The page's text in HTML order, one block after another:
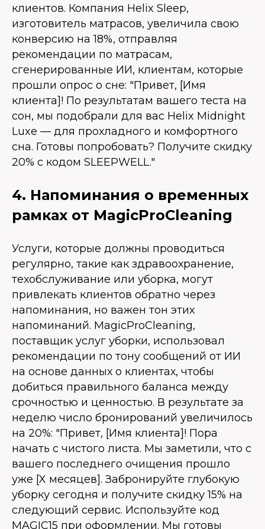
клиентов. Компания Helix Sleep,
изготовитель матрасов, увеличила свою
конверсию на 18%, отправляя
рекомендации по матрасам,
сгенерированные ИИ, клиентам, которые
прошли опрос о сне: "Привет, [Имя
клиента]! По результатам вашего теста на
сон, мы подобрали для вас Helix Midnight
Luxe — для прохладного и комфортного
сна. Готовы попробовать? Получите скидку
20% с кодом SLEEPWELL."
4. Напоминания о временных
рамках от MagicProCleaning
Услуги, которые должны проводиться
регулярно, такие как здравоохранение,
техобслуживание или уборка, могут
привлекать клиентов обратно через
напоминания, но важен тон этих
напоминаний. MagicProCleaning,
поставщик услуг уборки, использовал
рекомендации по тону сообщений от ИИ
на основе данных о клиентах, чтобы
добиться правильного баланса между
срочностью и ценностью. В результате за
неделю число бронирований увеличилось
на 20%: "Привет, [Имя клиента]! Пора
начать с чистого листа. Мы заметили, что с
вашего последнего очищения прошло
уже [X месяцев]. Забронируйте глубокую
уборку сегодня и получите скидку 15% на
следующий сервис. Используйте код
MAGIC15 при оформлении. Мы готовы